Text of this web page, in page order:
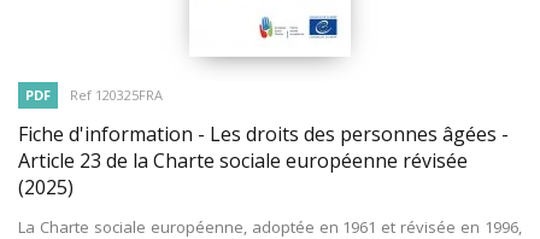
PDF Ref 120325FRA
Fiche d'information - Les droits des personnes âgées -
Article 23 de la Charte sociale européenne révisée
(2025)
La Charte sociale européenne, adoptée en 1961 et révisée en 1996,